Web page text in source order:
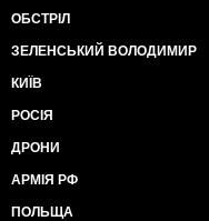
ОБСТРІЛ
ЗЕЛЕНСЬКИЙ ВОЛОДИМИР
КИЇВ
РОСІЯ
ДРОНИ
АРМІЯ РФ
ПОЛЬЩА